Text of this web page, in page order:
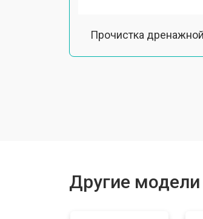
Прочистка
Другие